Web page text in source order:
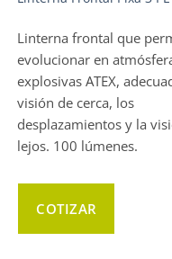
Linterna frontal que
evolucionar en
explosivas ATEX,
visión de cerca, los
desplazamientos y la
lejos. 100 lúmenes.
COTIZAR